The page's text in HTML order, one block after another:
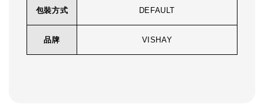
包裝方式 DEFAULT
品牌 VISHAY